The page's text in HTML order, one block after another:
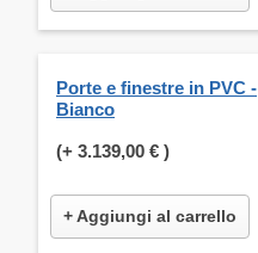
Porte e finestre in PVC -
Bianco
(+ 3.139,00 € )
+ Aggiungi al carrello